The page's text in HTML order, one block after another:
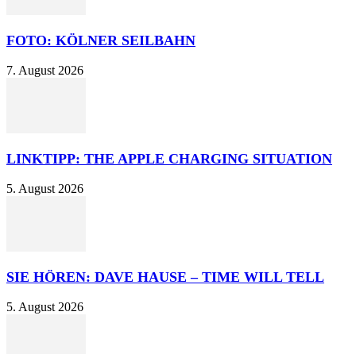
FOTO: KÖLNER SEILBAHN
7. August 2026
LINKTIPP: THE APPLE CHARGING SITUATION
5. August 2026
SIE HÖREN: DAVE HAUSE – TIME WILL TELL
5. August 2026